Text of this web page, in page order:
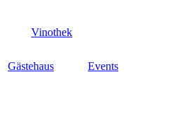
Vinothek
Gästehaus Events